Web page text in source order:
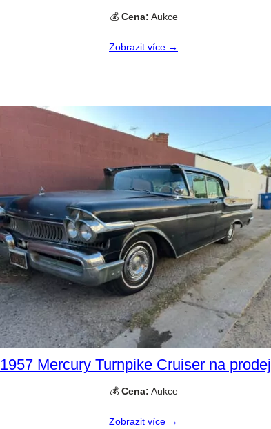
💰 Cena: Aukce
Zobrazit více →
1957 Mercury Turnpike Cruiser na prodej
💰 Cena: Aukce
Zobrazit více →